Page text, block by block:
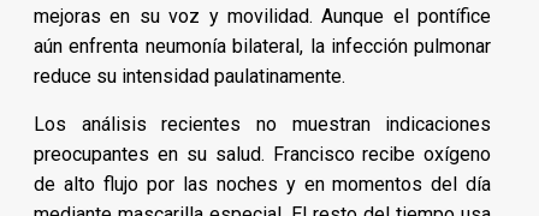
mejoras en su voz y movilidad. Aunque el pontífice
aún enfrenta neumonía bilateral, la infección pulmonar
reduce su intensidad paulatinamente.
Los análisis recientes no muestran indicaciones
preocupantes en su salud. Francisco recibe oxígeno
de alto flujo por las noches y en momentos del día